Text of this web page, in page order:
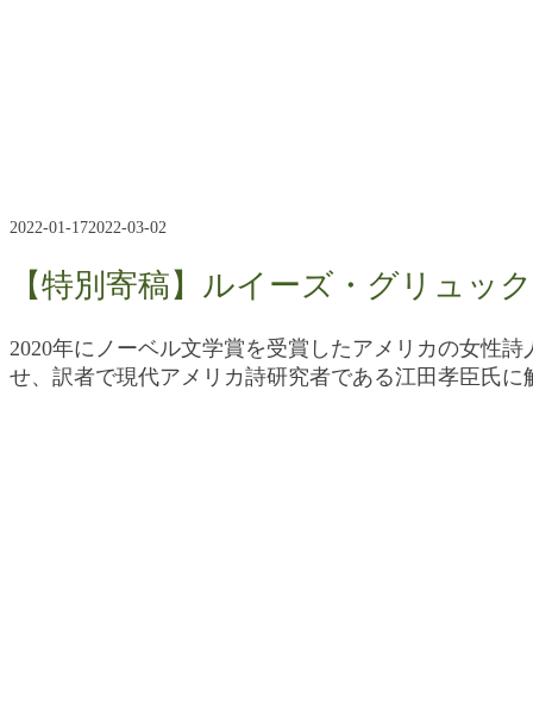
2022-01-172022-03-02
【特別寄稿】ルイーズ・グリュ
2020年にノーベル文学賞を受賞したアメリカの女性
せ、訳者で現代アメリカ詩研究者である江田孝臣氏